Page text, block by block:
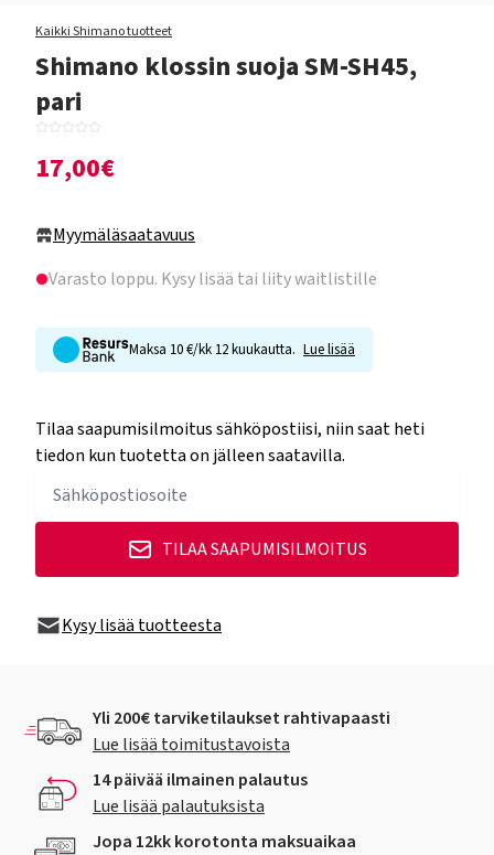
Kaikki Shimano tuotteet
Shimano klossin suoja SM-SH45,
pari
17,00€
Myymäläsaatavuus
Varasto loppu. Kysy lisää tai liity waitlistille
Maksa 10 €/kk 12 kuukautta. Lue lisää
Tilaa saapumisilmoitus sähköpostiisi, niin saat heti
tiedon kun tuotetta on jälleen saatavilla.
TILAA SAAPUMISILMOITUS
Kysy lisää tuotteesta
Yli 200€ tarviketilaukset rahtivapaasti
Lue lisää toimitustavoista
14 päivää ilmainen palautus
Lue lisää palautuksista
Jopa 12kk korotonta maksuaikaa